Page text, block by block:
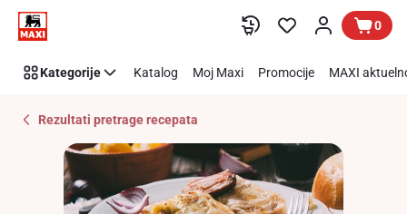
Preskoči link
Recipe
Details
0
Kategorije Katalog Moj Maxi Promocije MAXI
Rezultati pretrage recepata